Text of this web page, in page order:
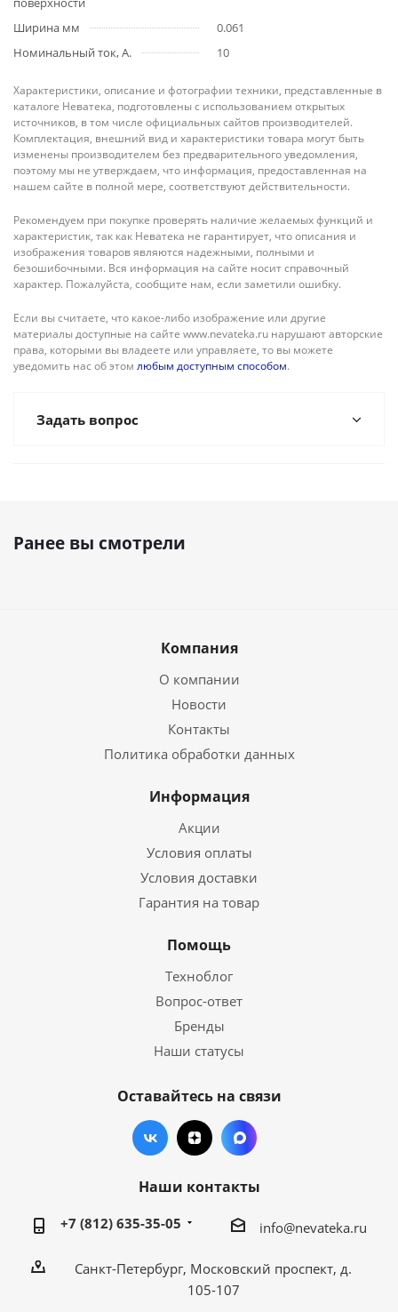
Ширина мм
0.061
Номинальный ток, А.
10
Характеристики, описание и фотографии техники, представленные в
каталоге Неватека, подготовлены с использованием открытых
источников, в том числе официальных сайтов производителей.
Комплектация, внешний вид и характеристики товара могут быть
изменены производителем без предварительного уведомления,
поэтому мы не утверждаем, что информация, предоставленная на
нашем сайте в полной мере, соответствуют действительности.
Рекомендуем при покупке проверять наличие желаемых функций и
характеристик, так как Неватека не гарантирует, что описания и
изображения товаров являются надежными, полными и
безошибочными. Вся информация на сайте носит справочный
характер. Пожалуйста, сообщите нам, если заметили ошибку.
Если вы считаете, что какое-либо изображение или другие
материалы доступные на сайте www.nevateka.ru нарушают авторские
права, которыми вы владеете или управляете, то вы можете
уведомить нас об этом любым доступным способом.
Задать вопрос
Ранее вы смотрели
Компания
О компании
Новости
Контакты
Политика обработки данных
Информация
Акции
Условия оплаты
Условия доставки
Гарантия на товар
Помощь
Техноблог
Вопрос-ответ
Бренды
Наши статусы
Оставайтесь на связи
Наши контакты
+7 (812) 635-35-05 info@nevateka.ru
Санкт-Петербург, Московский проспект, д.
105-107